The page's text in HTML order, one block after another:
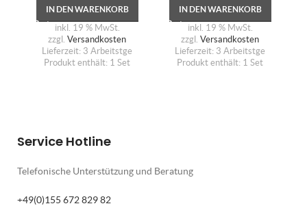
IN DEN WARENKORB
inkl. 19 % MwSt.
zzgl. Versandkosten
Lieferzeit: 3 Arbeitstge
Produkt enthält: 1 Set
IN DEN WARENKORB
inkl. 19 % MwSt.
zzgl. Versandkosten
Lieferzeit: 3 Arbeitstge
Produkt enthält: 1 Set
Service Hotline
Telefonische Unterstützung und Beratung
+49(0)155 672 829 82